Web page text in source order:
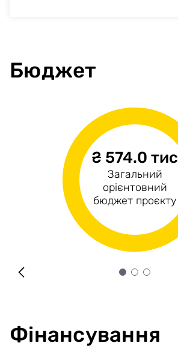
Бюджет
₴ 574.0 тис
Загальний
орієнтовний
бюджет проєкту
₴574.0 тис
Капітальні витрати
н/д
Операційні
витрати
Фінансування